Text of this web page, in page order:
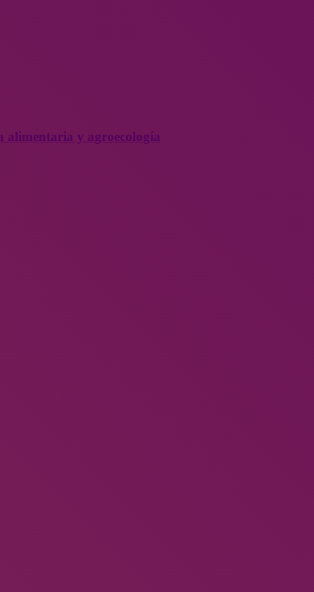
alimentaria y agroecología